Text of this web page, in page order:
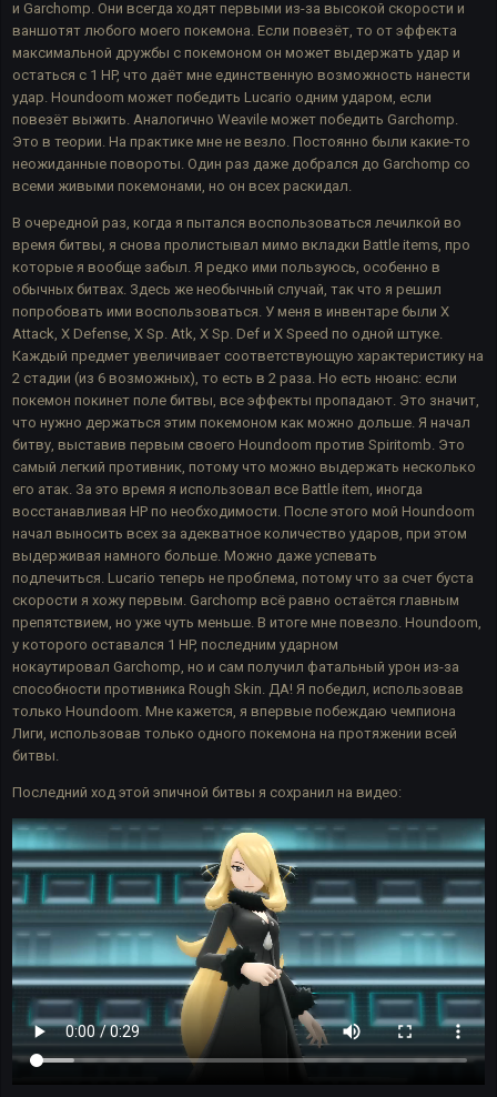
и Garchomp. Они всегда ходят первыми из-за высокой скорости и
ваншотят любого моего покемона. Если повезёт, то от эффекта
максимальной дружбы с покемоном он может выдержать удар и
остаться с 1 HP, что даёт мне единственную возможность нанести
удар. Houndoom может победить Lucario одним ударом, если
повезёт выжить. Аналогично Weavile может победить Garchomp.
Это в теории. На практике мне не везло. Постоянно были какие-то
неожиданные повороты. Один раз даже добрался до Garchomp со
всеми живыми покемонами, но он всех раскидал.
В очередной раз, когда я пытался воспользоваться лечилкой во
время битвы, я снова пролистывал мимо вкладки Battle items, про
которые я вообще забыл. Я редко ими пользуюсь, особенно в
обычных битвах. Здесь же необычный случай, так что я решил
попробовать ими воспользоваться. У меня в инвентаре были X
Attack, X Defense, X Sp. Atk, X Sp. Def и X Speed по одной штуке.
Каждый предмет увеличивает соответствующую характеристику на
2 стадии (из 6 возможных), то есть в 2 раза. Но есть нюанс: если
покемон покинет поле битвы, все эффекты пропадают. Это значит,
что нужно держаться этим покемоном как можно дольше. Я начал
битву, выставив первым своего Houndoom против Spiritomb. Это
самый легкий противник, потому что можно выдержать несколько
его атак. За это время я использовал все Battle item, иногда
восстанавливая HP по необходимости. После этого мой Houndoom
начал выносить всех за адекватное количество ударов, при этом
выдерживая намного больше. Можно даже успевать
подлечиться. Lucario теперь не проблема, потому что за счет буста
скорости я хожу первым. Garchomp всё равно остаётся главным
препятствием, но уже чуть меньше. В итоге мне повезло. Houndoom,
у которого оставался 1 HP, последним ударном
нокаутировал Garchomp, но и сам получил фатальный урон из-за
способности противника Rough Skin. ДА! Я победил, использовав
только Houndoom. Мне кажется, я впервые побеждаю чемпиона
Лиги, использовав только одного покемона на протяжении всей
битвы.
Последний ход этой эпичной битвы я сохранил на видео: